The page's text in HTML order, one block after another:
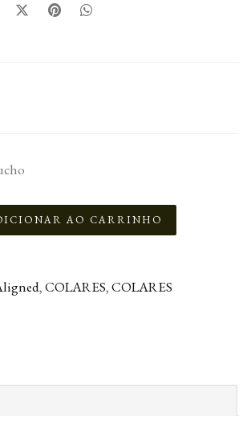
,COLARES,COLARES